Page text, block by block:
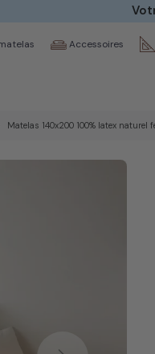
Accessoires
Matelas 140x200 100% latex naturel